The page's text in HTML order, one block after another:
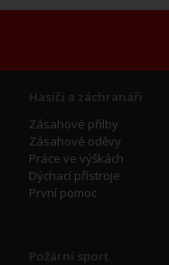
Hasiči a záchranáři
Zásahové přilby
Zásahové oděvy
Práce ve výškách
Dýchací přístroje
První pomoc
Požární sport